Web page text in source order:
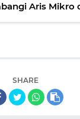
Aris Mikro
SHARE